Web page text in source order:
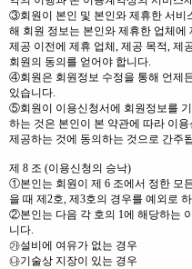
③회원이 본인 및 본인와 제휴한 서비
해 회원 정보는 본인와 제휴한 업체에
제공 이전에 제휴 업체, 제공 목적, 제
회원의 동의를 얻어야 합니다.
④회원은 회원정보 수정을 통해 언제
있습니다.
⑤회원이 이용신청서에 회원정보를
하는 것은 본인이 본 약관에 따라 이
제공하는 것에 동의하는 것으로 간주
제 8 조 (이용신청의 승낙)
①본인는 회원이 제 6 조에서 정한 모
을 때 제2호, 제3호의 경우를 예외로
②본인는 다음 각 호의 1에 해당하는
니다.
㉮설비에 여유가 없는 경우
㉯기술상 지장이 있는 경우